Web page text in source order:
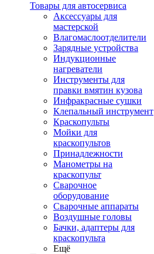
Товары для автосервиса
Аксессуары для
мастерской
Влагомаслоотделители
Зарядные устройства
Индукционные
нагреватели
Инструменты для
правки вмятин кузова
Инфракрасные сушки
Клепальный инструмент
Краскопульты
Мойки для
краскопультов
Принадлежности
Манометры на
краскопульт
Сварочное
оборудование
Сварочные аппараты
Воздушные головы
Бачки, адаптеры для
краскопульта
Ещё